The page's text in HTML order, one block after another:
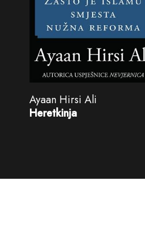
Ayaan Hirsi Ali
Heretkinja